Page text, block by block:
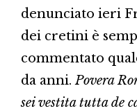
denunciato ieri
dei cretini è
commentato
da anni.Povera
sei vestita tutta de